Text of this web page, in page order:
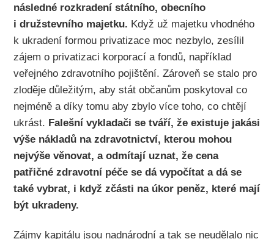
následné rozkradení státního, obecního
i družstevního majetku. Když už majetku vhodného
k ukradení formou privatizace moc nezbylo, zesílil
zájem o privatizaci korporací a fondů, například
veřejného zdravotního pojištění. Zároveň se stalo pro
zloděje důležitým, aby stát občanům poskytoval co
nejméně a díky tomu aby zbylo více toho, co chtějí
ukrást. Falešní vykladači se tváří, že existuje jakási
výše nákladů na zdravotnictví, kterou mohou
nejvýše věnovat, a odmítají uznat, že cena
patřičné zdravotní péče se dá vypočítat a dá se
také vybrat, i když zčásti na úkor peněz, které mají
být ukradeny.
Zájmy kapitálu jsou nadnárodní a tak se neudělalo nic